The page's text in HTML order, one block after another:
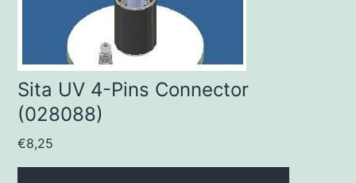
Sita UV 4-Pins Connector
(028088)
€8,25